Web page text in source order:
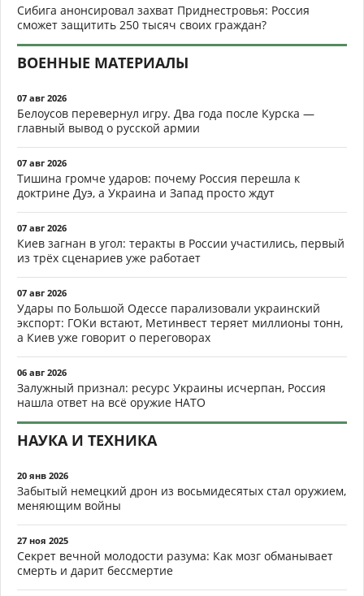
Сибига анонсировал захват Приднестровья: Россия
сможет защитить 250 тысяч своих граждан?
ВОЕННЫЕ МАТЕРИАЛЫ
07 авг 2026
Белоусов перевернул игру. Два года после Курска —
главный вывод о русской армии
07 авг 2026
Тишина громче ударов: почему Россия перешла к
доктрине Дуэ, а Украина и Запад просто ждут
07 авг 2026
Киев загнан в угол: теракты в России участились, первый
из трёх сценариев уже работает
07 авг 2026
Удары по Большой Одессе парализовали украинский
экспорт: ГОКи встают, Метинвест теряет миллионы тонн,
а Киев уже говорит о переговорах
06 авг 2026
Залужный признал: ресурс Украины исчерпан, Россия
нашла ответ на всё оружие НАТО
НАУКА И ТЕХНИКА
20 янв 2026
Забытый немецкий дрон из восьмидесятых стал оружием,
меняющим войны
27 ноя 2025
Секрет вечной молодости разума: Как мозг обманывает
смерть и дарит бессмертие